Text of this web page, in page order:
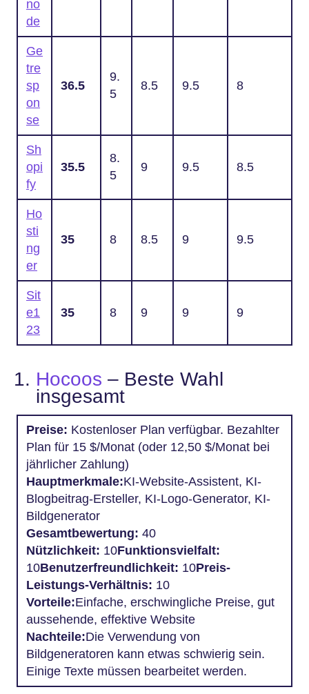
no
de
Ge
tre
sp
on
se
36.5
9.
5
8.5 9.5 8
Sh
opi
fy
35.5
8.
5
9 9.5 8.5
Ho
sti
ng
er
35 8 8.5 9 9.5
Sit
e1
23
35 8 9 9 9
Hocoos – Beste Wahl
insgesamt
Preise: Kostenloser Plan verfügbar. Bezahlter
Plan für 15 $/Monat (oder 12,50 $/Monat bei
jährlicher Zahlung)
Hauptmerkmale:KI-Website-Assistent, KI-
Blogbeitrag-Ersteller, KI-Logo-Generator, KI-
Bildgenerator
Gesamtbewertung: 40
Nützlichkeit: 10Funktionsvielfalt:
10Benutzerfreundlichkeit: 10Preis-
Leistungs-Verhältnis: 10
Vorteile:Einfache, erschwingliche Preise, gut
aussehende, effektive Website
Nachteile:Die Verwendung von
Bildgeneratoren kann etwas schwierig sein.
Einige Texte müssen bearbeitet werden.